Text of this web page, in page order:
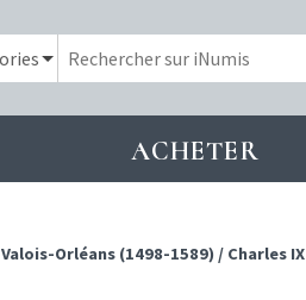
ACHETER
Valois-Orléans (1498-1589) / Charles IX